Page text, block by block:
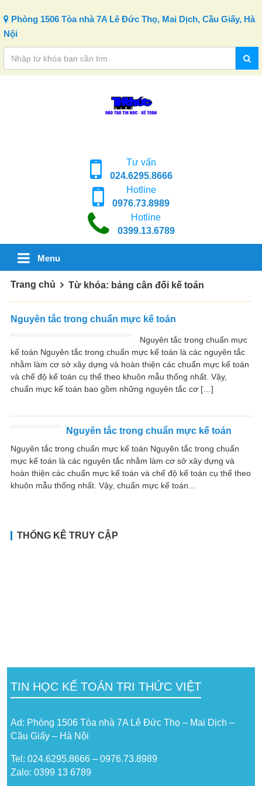
Phòng 1506 Tòa nhà 7A Lê Đức Thọ, Mai Dịch, Cầu Giấy, Hà
Nội
Tư vấn
024.6295.8666
Hotline
0976.73.8989
Hotline
0399.13.6789
Menu
Trang chủ Từ khóa: bảng cân đối kế toán
Nguyên tắc trong chuẩn mực kế toán
Nguyên tắc trong chuẩn mực
kế toán Nguyên tắc trong chuẩn mực kế toán là các nguyên tắc
nhằm làm cơ sở xây dựng và hoàn thiện các chuẩn mực kế toán
và chế độ kế toán cụ thể theo khuôn mẫu thống nhất. Vậy,
chuẩn mực kế toán bao gồm những nguyên tắc cơ […]
Nguyên tắc trong chuẩn mực kế toán
Nguyên tắc trong chuẩn mực kế toán Nguyên tắc trong chuẩn
mực kế toán là các nguyên tắc nhằm làm cơ sở xây dựng và
hoàn thiện các chuẩn mực kế toán và chế độ kế toán cụ thể theo
khuôn mẫu thống nhất. Vậy, chuẩn mực kế toán...
THỐNG KÊ TRUY CẬP
TIN HỌC KẾ TOÁN TRI THỨC VIỆT
Ad: Phòng 1506 Tòa nhà 7A Lê Đức Thọ – Mai Dịch –
Cầu Giấy – Hà Nội
Tel: 024.6295.8666 – 0976.73.8989
Zalo: 0399 13 6789